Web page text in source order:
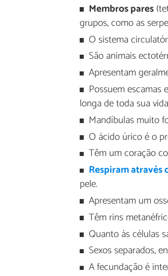
Membros pares
grupos, como as
O sistema
São animais
Apresentam
Possuem escamas
longa de toda sua
Mandíbulas muito
O ácido úrico é o
Têm um coração
Respiram através
pele.
Apresentam um
Têm rins
Quanto às células
Sexos separados,
A fecundação é